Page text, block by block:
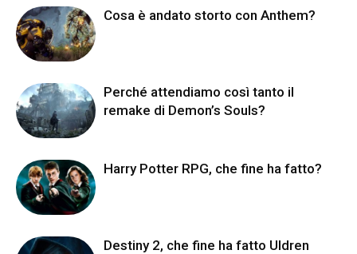
Cosa è andato storto con Anthem?
Perché attendiamo così tanto il
remake di Demon’s Souls?
Harry Potter RPG, che fine ha fatto?
Destiny 2, che fine ha fatto Uldren